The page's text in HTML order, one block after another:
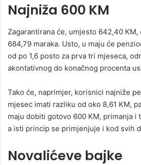
Najniža 600 KM
Zagarantirana će, umjesto 642,40 KM,
684,79 maraka. Usto, u maju će
od po 1,6 posto za prva tri mjeseca,
akontativnog do konačnog procenta
Tako će, naprimjer, korisnici najniže
mjesec imati razliku od oko 8,61 KM,
maju dobiti gotovo 600 KM, primanja i
a isti princip se primjenjuje i kod svih
Novalićeve bajke